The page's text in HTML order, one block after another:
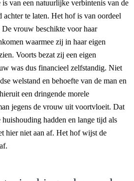
is van een natuurlijke verbintenis van de
te laten. Het hof is van oordeel
De vrouw beschikte voor haar
waarmee zij in haar eigen
Voorts bezat zij een eigen
was dus financieel zelfstandig. Niet
welstand en behoefte van de man en
een dringende morele
jegens de vrouw uit voortvloeit. Dat
hadden en lange tijd als
hier niet aan af. Het hof wijst de